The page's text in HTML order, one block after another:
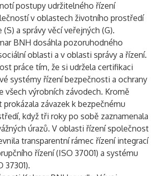
postupy udržitelného řízení
v oblastech životního prostředí
(S) a správy věcí veřejných (G).
BNH dosáhla pozoruhodného
oblasti a v oblasti správy a řízení.
práce tím, že si udržela certifikaci
systémy řízení bezpečnosti a ochrany
všech výrobních závodech. Kromě
závazek k bezpečnému
když tři roky po sobě zaznamenala
úrazů. V oblasti řízení společnost
transparentní rámec řízení integrací
řízení (ISO 37001) a systému
37301).